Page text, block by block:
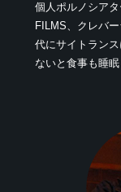
個人ポルノシア
FILMS、クレバ
代にサイトラン
ないと食事も睡眠